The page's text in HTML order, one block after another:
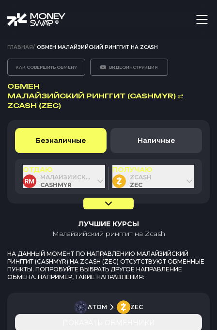
ГЛАВНАЯ/ ОБМЕН МАЛАЙЗИЙСКИЙ РИНГГИТ НА ZCASH
КАК СОВЕРШИТЬ ОБМЕН? ВИДЕОИНСТРУКЦИЯ
ОБМЕН
МАЛАЙЗИЙСКИЙ РИНГГИТ (CASHMYR) ⇄
ZCASH (ZEC)
Безналичные Наличные
ОТДАЮ
МАЛАЙЗИЙСКИЙ РИНГГИТ
CASHMYR
ПОЛУЧАЮ
ZCASH
ZEC
ЛУЧШИЕ КУРСЫ
Малайзийский ринггитна Zcash
НА ДАННЫЙ МОМЕНТ ПО НАПРАВЛЕНИЮ МАЛАЙЗИЙСКИЙ
РИНГГИТ (CASHMYR) НА ZCASH (ZEC) ОТСУТСТВУЮТ ОБМЕННЫЕ
ПУНКТЫ. ПОПРОБУЙТЕ ВЫБРАТЬ ДРУГОЕ НАПРАВЛЕНИЕ
ОБМЕНА. НАПРИМЕР, ТАКИЕ НАПРАВЛЕНИЯ:
ATOM ZEC